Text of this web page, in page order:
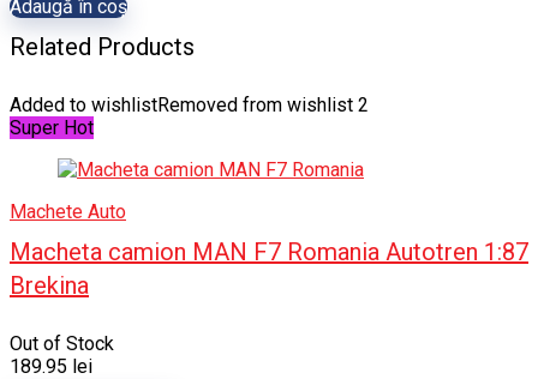
Adaugă în coș
Related Products
Added to wishlistRemoved from wishlist 2
Super Hot
Machete Auto
Macheta camion MAN F7 Romania Autotren 1:87
Brekina
Out of Stock
189.95 lei